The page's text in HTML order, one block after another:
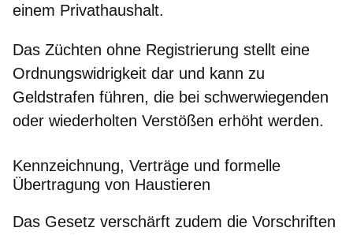
einem Privathaushalt.
Das Züchten ohne Registrierung stellt eine
Ordnungswidrigkeit dar und kann zu
Geldstrafen führen, die bei schwerwiegenden
oder wiederholten Verstößen erhöht werden.
Kennzeichnung, Verträge und formelle
Übertragung von Haustieren
Das Gesetz verschärft zudem die Vorschriften